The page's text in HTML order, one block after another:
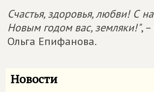
Счастья, здоровья, любви! С
Новым годом вас, земляки!", –
Ольга Епифанова.
Новости